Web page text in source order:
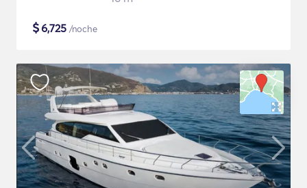
$6,725 /noche